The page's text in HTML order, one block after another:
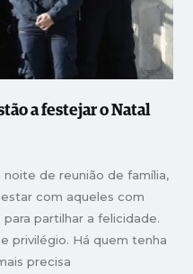
a festejar o Natal
noite de reunião de família,
com aqueles com
partilhar a felicidade.
privilégio. Há quem tenha
precisa